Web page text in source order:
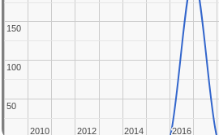
2010
2010 2012
2012 2014
2014 2016
2016
50
50
100
100
150
150